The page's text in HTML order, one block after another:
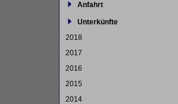
Anfahrt
Unterkünfte
2018
2017
2016
2015
2014